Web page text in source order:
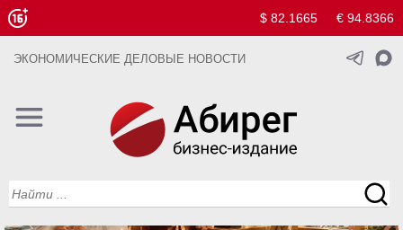
$ 82.1665 € 94.8366
ЭКОНОМИЧЕСКИЕ ДЕЛОВЫЕ НОВОСТИ